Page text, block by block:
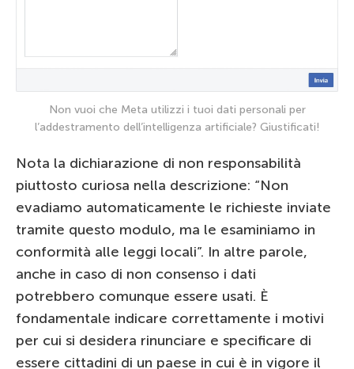
Non vuoi che Meta utilizzi i tuoi dati personali per
l’addestramento dell’intelligenza artificiale? Giustificati!
Nota la dichiarazione di non responsabilità
piuttosto curiosa nella descrizione: “Non
evadiamo automaticamente le richieste inviate
tramite questo modulo, ma le esaminiamo in
conformità alle leggi locali”. In altre parole,
anche in caso di non consenso i dati
potrebbero comunque essere usati. È
fondamentale indicare correttamente i motivi
per cui si desidera rinunciare e specificare di
essere cittadini di un paese in cui è in vigore il